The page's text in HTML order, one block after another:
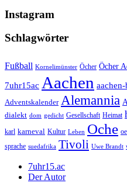
Instagram
Schlagwörter
Fußball Kornelimünster Öcher Öcher
7uhr15ac Aachen
Adventskalender Alemannia
dialekt dom gedicht Gesellschaft Heimat
karl karneval Kultur Leben Oche
sprache suedafrika Tivoli Uwe Brandt
7uhr15.ac
Der Autor